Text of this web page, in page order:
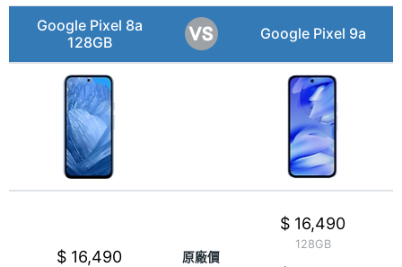
Google Pixel 8a
128GB
Google Pixel 9a
$ 16,490 原廠價
$ 16,490
128GB